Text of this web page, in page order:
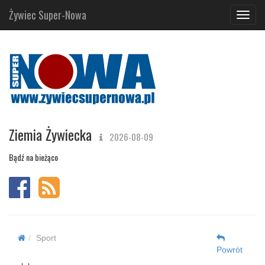
Żywiec Super-Nowa
Ziemia Żywiecka 2026-08-09
Bądź na bieżąco
Sport
Powrót